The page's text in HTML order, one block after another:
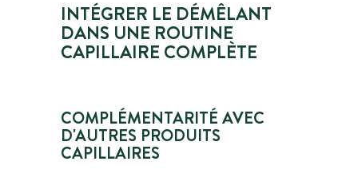
INTÉGRER LE DÉMÊLANT
DANS UNE ROUTINE
CAPILLAIRE COMPLÈTE
COMPLÉMENTARITÉ AVEC
D'AUTRES PRODUITS
CAPILLAIRES